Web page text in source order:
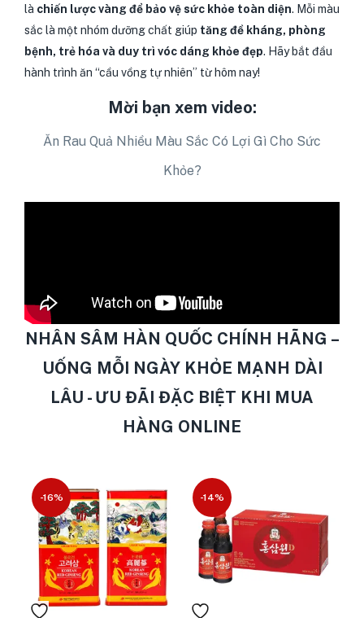
là chiến lược vàng để bảo vệ sức khỏe toàn diện. Mỗi màu
sắc là một nhóm dưỡng chất giúp tăng đề kháng, phòng
bệnh, trẻ hóa và duy trì vóc dáng khỏe đẹp. Hãy bắt đầu
hành trình ăn “cầu vồng tự nhiên” từ hôm nay!
Mời bạn xem video:
Ăn Rau Quả Nhiều Màu Sắc Có Lợi Gì Cho Sức
Khỏe?
NHÂN SÂM HÀN QUỐC CHÍNH HÃNG –
UỐNG MỖI NGÀY KHỎE MẠNH DÀI
LÂU - ƯU ĐÃI ĐẶC BIỆT KHI MUA
HÀNG ONLINE
-16% -14%